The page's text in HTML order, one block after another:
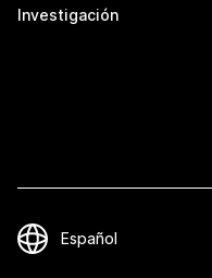
Investigación